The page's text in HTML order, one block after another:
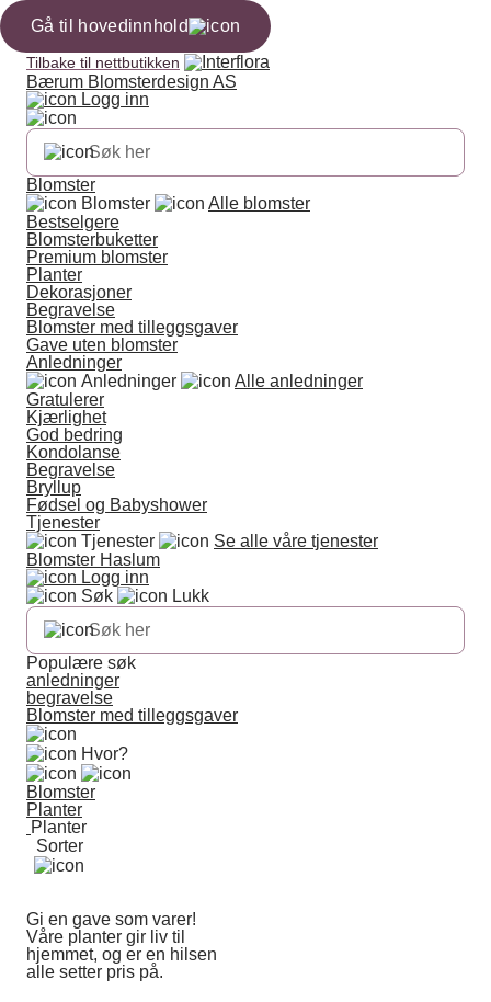
Gå til hovedinnhold
Tilbake til nettbutikken
Bærum Blomsterdesign AS
Logg inn
Blomster
Blomster
Alle blomster
Bestselgere
Blomsterbuketter
Premium blomster
Planter
Dekorasjoner
Begravelse
Blomster med tilleggsgaver
Gave uten blomster
Anledninger
Anledninger
Alle anledninger
Gratulerer
Kjærlighet
God bedring
Kondolanse
Begravelse
Bryllup
Fødsel og Babyshower
Tjenester
Tjenester
Se alle våre tjenester
Blomster Haslum
Logg inn
Søk
Lukk
Populære søk
anledninger
begravelse
Blomster med tilleggsgaver
Hvor?
Blomster
Planter
Planter
Sorter
Gi en gave som varer!
Våre planter gir liv til
hjemmet, og er en hilsen
alle setter pris på.